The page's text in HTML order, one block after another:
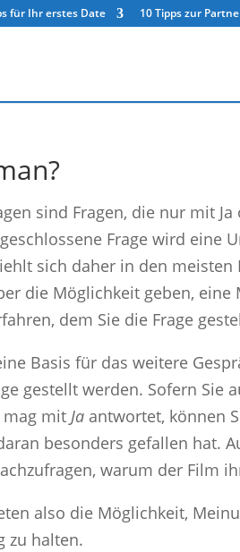
für Ihr erstes Date 10 Tipps zur
sind Fragen, die nur mit
Frage wird eine
sich daher in den meisten
die Möglichkeit geben,
dem Sie die Frage
Basis für das weitere
gestellt werden. Sofern Sie
mag mitJa antwortet, können
besonders gefallen hat.
warum der Film
also die Möglichkeit,
zu halten.